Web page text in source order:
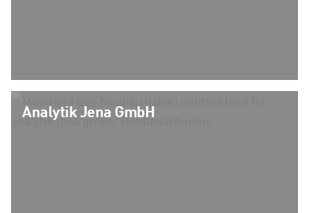
Analytik Jena GmbH